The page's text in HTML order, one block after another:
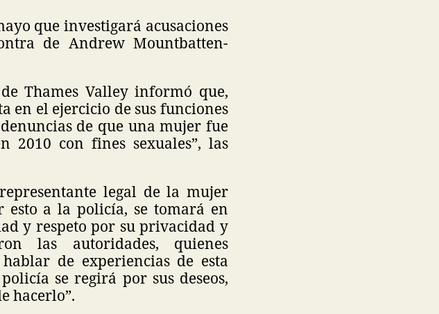
que investigará acusaciones
de Andrew Mountbatten-
Thames Valley informó que,
en el ejercicio de sus funciones
de que una mujer fue
con fines sexuales”, las
legal de la mujer
a la policía, se tomará en
y respeto por su privacidad y
las autoridades, quienes
de experiencias de esta
se regirá por sus deseos,
hacerlo”.